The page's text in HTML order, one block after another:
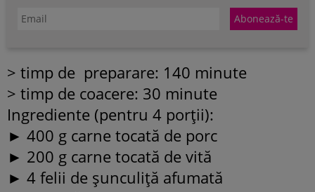
> timp de preparare: 140 minute
> timp de coacere: 30 minute
Ingrediente (pentru 4 porţii):
► 400 g carne tocată de porc
► 200 g carne tocată de vită
► 4 felii de şunculiţă afumată